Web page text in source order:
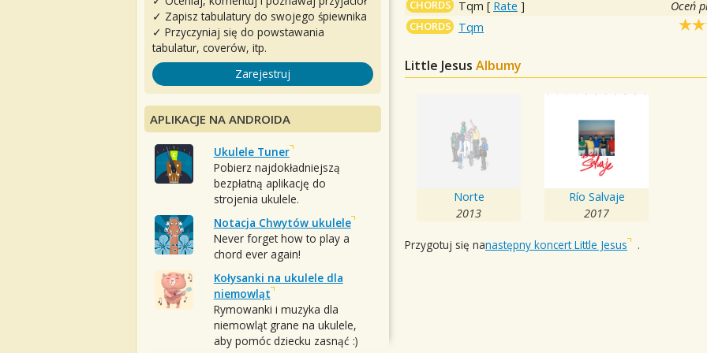
CHORDS Tqm [ Rate ] Oceń
CHORDS Tqm
Little Jesus Albumy
Norte
2013
Río Salvaje
2017
Przygotuj się nanastępny koncert Little Jesus .
✓ Zapisz tabulatury do swojego śpiewnika
✓ Przyczyniaj się do powstawania
tabulatur, coverów, itp.
Zarejestruj
APLIKACJE NA ANDROIDA
Ukulele Tuner
Pobierz najdokładniejszą
bezpłatną aplikację do
strojenia ukulele.
Notacja Chwytów ukulele
Never forget how to play a
chord ever again!
Kołysanki na ukulele dla
niemowląt
Rymowanki i muzyka dla
niemowląt grane na ukulele,
aby pomóc dziecku zasnąć :)